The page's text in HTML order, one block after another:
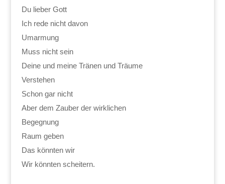
Du lieber Gott
Ich rede nicht davon
Umarmung
Muss nicht sein
Deine und meine Tränen und Träume
Verstehen
Schon gar nicht
Aber dem Zauber der wirklichen
Begegnung
Raum geben
Das könnten wir
Wir könnten scheitern.